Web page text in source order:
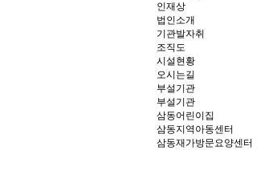
인재상
법인소개
기관발자취
조직도
시설현황
오시는길
부설기관
부설기관
삼동어린이집
삼동지역아동센터
삼동재가방문요양센터